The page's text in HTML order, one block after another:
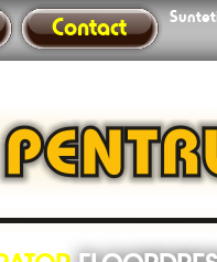
Contact